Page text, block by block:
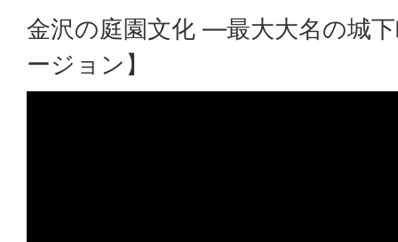
金沢の庭園文化 ―最大大名の城
ージョン】